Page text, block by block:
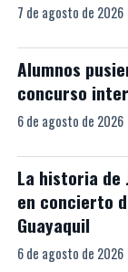
7 de agosto de 2026
Alumnos
concurso
6 de agosto de 2026
La historia de
en concierto
Guayaquil
6 de agosto de 2026